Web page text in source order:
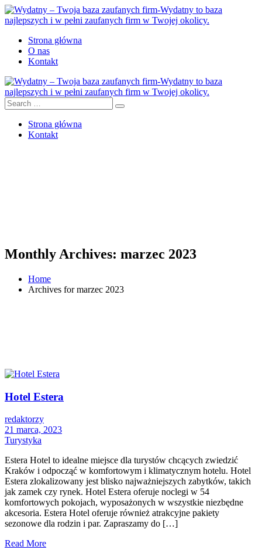
Strona główna
O nas
Kontakt
Strona główna
Kontakt
Monthly Archives: marzec 2023
Home
Archives for marzec 2023
Hotel Estera
redaktorzy
21 marca, 2023
Turystyka
Estera Hotel to idealne miejsce dla turystów chcących zwiedzić
Kraków i odpocząć w komfortowym i klimatycznym hotelu. Hotel
Estera zlokalizowany jest blisko najważniejszych zabytków, takich
jak zamek czy rynek. Hotel Estera oferuje noclegi w 54
komfortowych pokojach, wyposażonych w wszystkie niezbędne
akcesoria. Estera Hotel oferuje również atrakcyjne pakiety
sezonowe dla rodzin i par. Zapraszamy do […]
Read More